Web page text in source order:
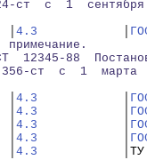
ст  с  1  сентября
4.3
примечание.
12345-88
ст  с  1  марта
4.3
4.3
4.3
4.3
4.3
│ТУ